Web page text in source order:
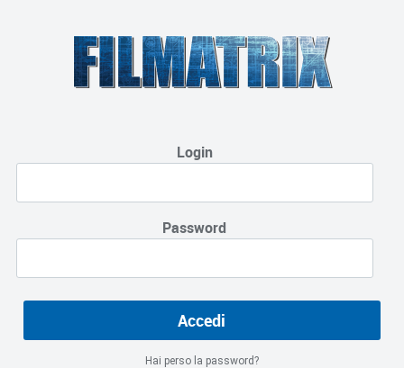
Login
Password
Hai perso la password?